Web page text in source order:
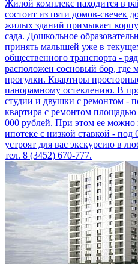
Жилой комплекс находится в
состоит из пяти домов-свечек
жилых зданий примыкает
сада. Дошкольное
принять малышей уже в
общественного транспорта -
расположен сосновый бор, где
прогулки. Квартиры
панорамному остеклению. В
студии и двушки с ремонтом -
квартира с ремонтом площадью
000 рублей. При этом ее можно
ипотеке с низкой ставкой -
устроят для вас экскурсию в
тел. 8 (3452) 670-777.